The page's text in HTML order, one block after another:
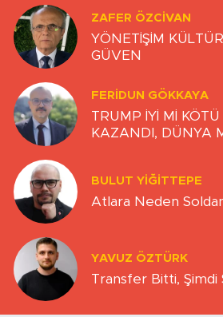
ZAFER ÖZCIVAN
YÖNETİŞİM
GÜVEN
FERIDUN GÖKKAYA
TRUMP İYİ Mİ
KAZANDI, DÜNYA
BULUT YİĞİTTEPE
Atlara Neden
YAVUZ ÖZTÜRK
Transfer Bitti, Şimdi